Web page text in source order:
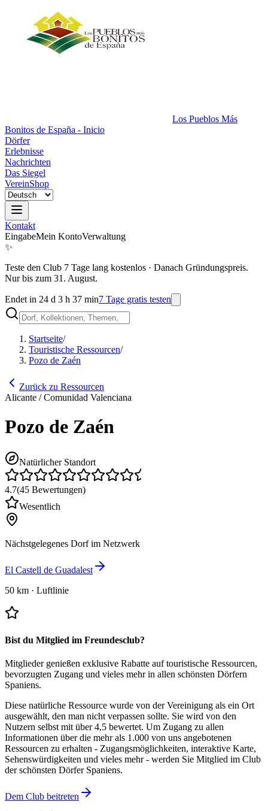
Los Pueblos Más
Bonitos de España - Inicio
Dörfer
Erlebnisse
Nachrichten
Das Siegel
VereinShop
Kontakt
EingabeMein KontoVerwaltung
✨
Teste den Club 7 Tage lang kostenlos · Danach Gründungspreis.
Nur bis zum 31. August.
Endet in 24 d 3 h 37 min7 Tage gratis testen
Startseite/
Touristische Ressourcen/
Pozo de Zaén
Zurück zu Ressourcen
Alicante / Comunidad Valenciana
Pozo de Zaén
Natürlicher Standort
4.7(45 Bewertungen)
Wesentlich
Nächstgelegenes Dorf im Netzwerk
El Castell de Guadalest
50 km · Luftlinie
Bist du Mitglied im Freundesclub?
Mitglieder genießen exklusive Rabatte auf touristische Ressourcen,
bevorzugten Zugang und vieles mehr in allen schönsten Dörfern
Spaniens.
Diese natürliche Ressource wurde von der Vereinigung als ein Ort
ausgewählt, den man nicht verpassen sollte. Sie wird von den
Nutzern selbst mit über 4,5 bewertet. Um Zugang zu allen
Informationen über die mehr als 1.000 von uns angebotenen
Ressourcen zu erhalten - Zugangsmöglichkeiten, interaktive Karte,
Sehenswürdigkeiten und vieles mehr - werden Sie Mitglied im Club
der schönsten Dörfer Spaniens.
Dem Club beitreten